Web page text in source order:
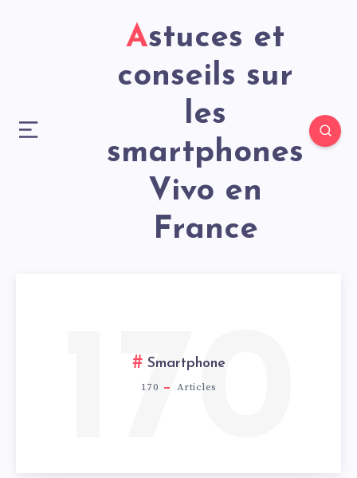
Astuces et
conseils sur
les
smartphones
Vivo en
France
Smartphone
170 Articles
170